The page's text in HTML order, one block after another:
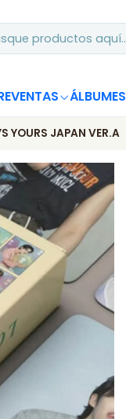
ÁLBUMES
YOURS JAPAN VER.A